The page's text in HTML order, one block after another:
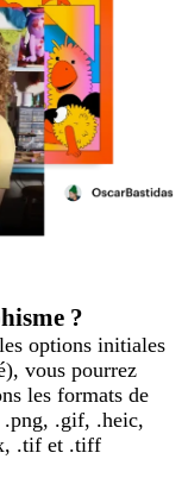
?
options initiales
vous pourrez
les formats de
.gif, .heic,
.tif et .tiff